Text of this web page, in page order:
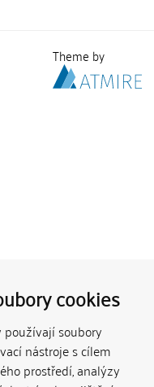
cookies
soubory
nástroje s cílem
prostředí, analýzy
Theme by